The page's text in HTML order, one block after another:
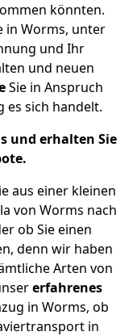
könnten.
in Worms, unter
und Ihr
und neuen
Sie in Anspruch
es sich handelt.
und erhalten Sie
aus einer kleinen
von Worms nach
ob Sie einen
denn wir haben
Arten von
erfahrenes
in Worms, ob
in